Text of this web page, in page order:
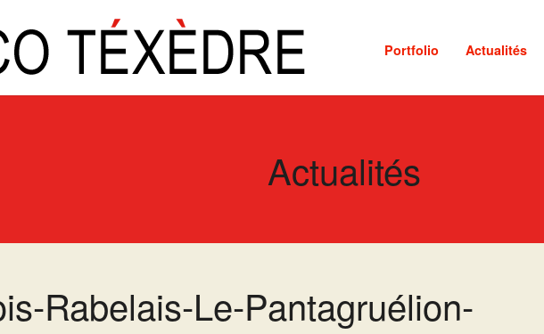
Portfolio Actualités
Actualités
Rabelais-Le-Pantagruélion-